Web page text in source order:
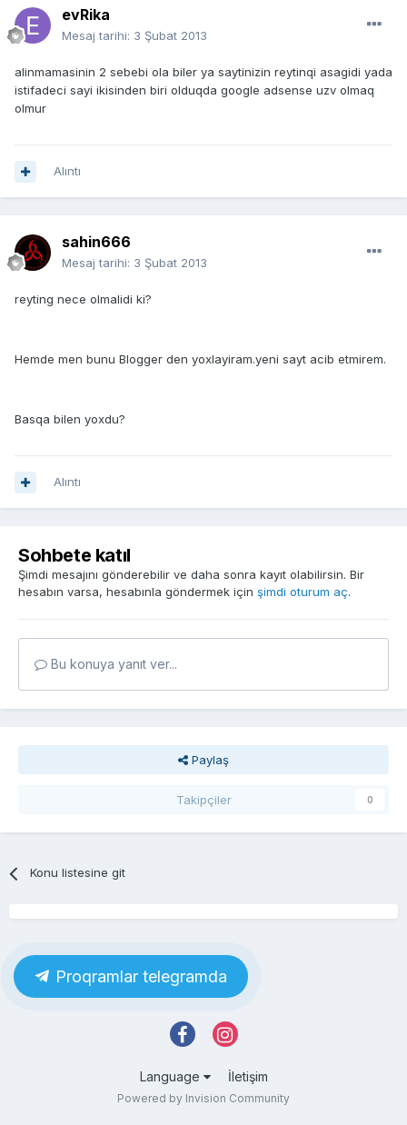
evRika
Mesaj tarihi: 3 Şubat 2013
alinmamasinin 2 sebebi ola biler ya saytinizin reytinqi asagidi yada
istifadeci sayi ikisinden biri olduqda google adsense uzv olmaq
olmur
Alıntı
sahin666
Mesaj tarihi: 3 Şubat 2013
reyting nece olmalidi ki?
Hemde men bunu Blogger den yoxlayiram.yeni sayt acib etmirem.
Basqa bilen yoxdu?
Alıntı
Sohbete katıl
Şimdi mesajını gönderebilir ve daha sonra kayıt olabilirsin. Bir
hesabın varsa, hesabınla göndermek için şimdi oturum aç.
Bu konuya yanıt ver...
Paylaş
Takipçiler 0
Konu listesine git
Proqramlar telegramda
Language İletişim
Powered by Invision Community